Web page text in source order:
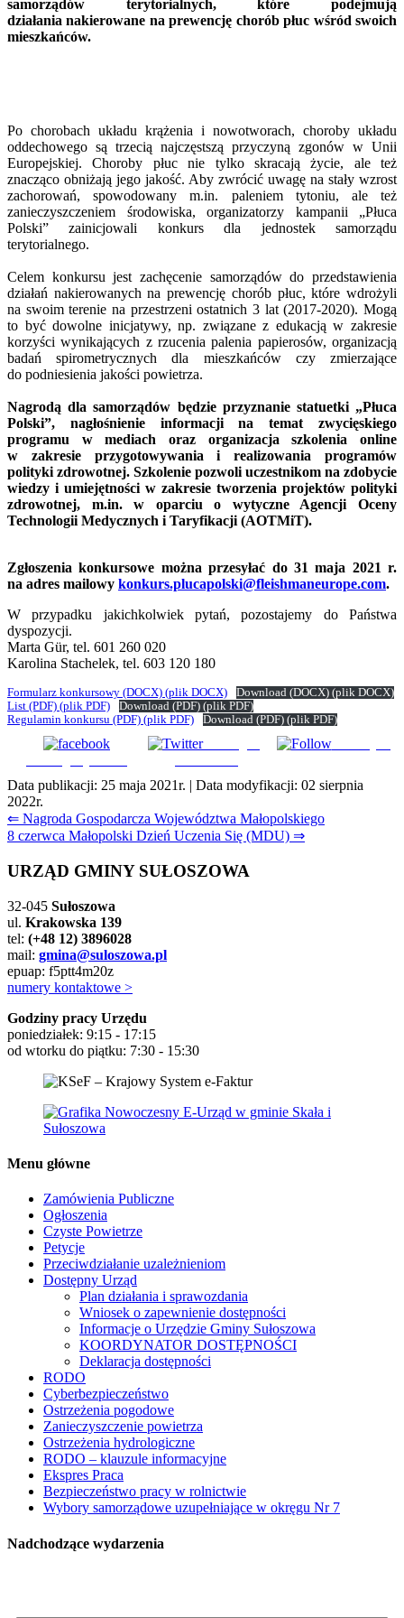
samorządów terytorialnych, które podejmują
działania nakierowane na prewencję chorób płuc wśród swoich
mieszkańców.
Po chorobach układu krążenia i nowotworach, choroby układu
oddechowego są trzecią najczęstszą przyczyną zgonów w Unii
Europejskiej. Choroby płuc nie tylko skracają życie, ale też
znacząco obniżają jego jakość. Aby zwrócić uwagę na stały wzrost
zachorowań, spowodowany m.in. paleniem tytoniu, ale też
zanieczyszczeniem środowiska, organizatorzy kampanii „Płuca
Polski” zainicjowali konkurs dla jednostek samorządu
terytorialnego.
Celem konkursu jest zachęcenie samorządów do przedstawienia
działań nakierowanych na prewencję chorób płuc, które wdrożyli
na swoim terenie na przestrzeni ostatnich 3 lat (2017-2020). Mogą
to być dowolne inicjatywy, np. związane z edukacją w zakresie
korzyści wynikających z rzucenia palenia papierosów, organizacją
badań spirometrycznych dla mieszkańców czy zmierzające
do podniesienia jakości powietrza.
Nagrodą dla samorządów będzie przyznanie statuetki „Płuca
Polski”, nagłośnienie informacji na temat zwycięskiego
programu w mediach oraz organizacja szkolenia online
w zakresie przygotowywania i realizowania programów
polityki zdrowotnej. Szkolenie pozwoli uczestnikom na zdobycie
wiedzy i umiejętności w zakresie tworzenia projektów polityki
zdrowotnej, m.in. w oparciu o wytyczne Agencji Oceny
Technologii Medycznych i Taryfikacji (AOTMiT).
Zgłoszenia konkursowe można przesyłać do 31 maja 2021 r.
na adres mailowy konkurs.plucapolski@fleishmaneurope.com.
W przypadku jakichkolwiek pytań, pozostajemy do Państwa
dyspozycji.
Marta Gür, tel. 601 260 020
Karolina Stachelek, tel. 603 120 180
Formularz konkursowy (DOCX) (plik DOCX) Download(DOCX)(plik DOCX)
List (PDF) (plik PDF) Download(PDF)(plik PDF)
Regulamin konkursu (PDF) (plik PDF) Download(PDF)(plik PDF)
Udostępnij
Subskrybuj
Data publikacji: 25 maja 2021r. | Data modyfikacji: 02 sierpnia
2022r.
Nawigacja
wpisu
⇐ Nagroda Gospodarcza Województwa Małopolskiego
8 czerwca Małopolski Dzień Uczenia Się (MDU) ⇒
URZĄD GMINY SUŁOSZOWA
32-045 Sułoszowa
ul. Krakowska 139
tel: (+48 12) 3896028
mail: gmina@suloszowa.pl
epuap: f5ptt4m20z
numery kontaktowe >
Godziny pracy Urzędu
poniedziałek: 9:15 - 17:15
od wtorku do piątku: 7:30 - 15:30
Menu główne
Zamówienia Publiczne
Ogłoszenia
Czyste Powietrze
Petycje
Przeciwdziałanie uzależnieniom
Dostępny Urząd
Plan działania i sprawozdania
Wniosek o zapewnienie dostępności
Informacje o Urzędzie Gminy Sułoszowa
KOORDYNATOR DOSTĘPNOŚCI
Deklaracja dostępności
RODO
Cyberbezpieczeństwo
Ostrzeżenia pogodowe
Zanieczyszczenie powietrza
Ostrzeżenia hydrologiczne
RODO – klauzule informacyjne
Ekspres Praca
Bezpieczeństwo pracy w rolnictwie
Wybory samorządowe uzupełniające w okręgu Nr 7
Nadchodzące wydarzenia